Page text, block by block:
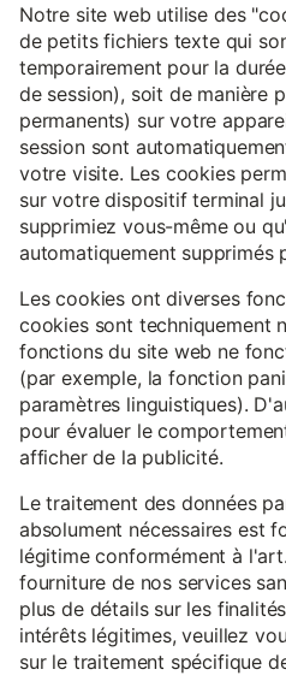
Notre site web utilise des
de petits fichiers texte qui
temporairement pour la
de session), soit de manière
permanents) sur votre
session sont
votre visite. Les cookies
sur votre dispositif terminal
supprimiez vous-même ou
automatiquement supprimés
Les cookies ont diverses
cookies sont techniquement
fonctions du site web ne
(par exemple, la fonction
paramètres linguistiques).
pour évaluer le
afficher de la publicité.
Le traitement des données
absolument nécessaires est
légitime conformément à
fourniture de nos services
plus de détails sur les
intérêts légitimes, veuillez
sur le traitement spécifique